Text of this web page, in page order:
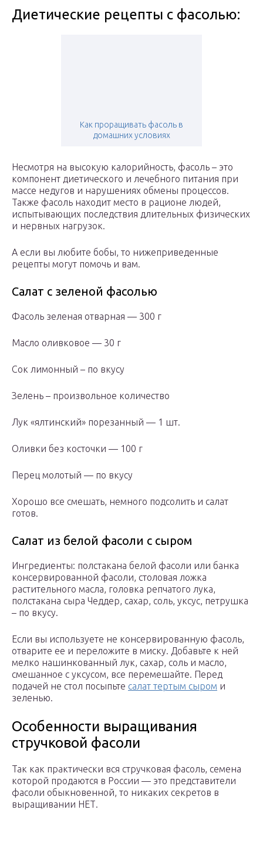
Диетические рецепты с фасолью:
Как проращивать фасоль в
домашних условиях
Несмотря на высокую калорийность, фасоль – это
компонент диетического и лечебного питания при
массе недугов и нарушениях обмены процессов.
Также фасоль находит место в рационе людей,
испытывающих последствия длительных физических
и нервных нагрузок.
А если вы любите бобы, то нижеприведенные
рецепты могут помочь и вам.
Салат с зеленой фасолью
Фасоль зеленая отварная — 300 г
Масло оливковое — 30 г
Сок лимонный – по вкусу
Зелень – произвольное количество
Лук «ялтинский» порезанный — 1 шт.
Оливки без косточки — 100 г
Перец молотый — по вкусу
Хорошо все смешать, немного подсолить и салат
готов.
Салат из белой фасоли с сыром
Ингредиенты: полстакана белой фасоли или банка
консервированной фасоли, столовая ложка
растительного масла, головка репчатого лука,
полстакана сыра Чеддер, сахар, соль, уксус, петрушка
– по вкусу.
Если вы используете не консервированную фасоль,
отварите ее и переложите в миску. Добавьте к ней
мелко нашинкованный лук, сахар, соль и масло,
смешанное с уксусом, все перемешайте. Перед
подачей не стол посыпьте салат тертым сыром и
зеленью.
Особенности выращивания
стручковой фасоли
Так как практически вся стручковая фасоль, семена
которой продаются в России — это представители
фасоли обыкновенной, то никаких секретов в
выращивании НЕТ.